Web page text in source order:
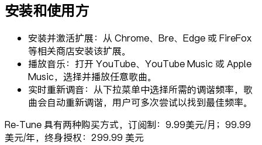
安装和使用方
安装并激活扩展：从 Chrome、Bre、Edge 或 FireFox
等相关商店安装该扩展。
播放音乐：打开 YouTube、YouTube Music 或 Apple
Music，选择并播放任意歌曲。
实时重新调音：从下拉菜单中选择所需的调谐频率，歌
曲会自动重新调谐，用户可多次尝试以找到最佳频率。
Re-Tune 具有两种购买方式，订阅制：9.99美元/月；99.99
美元/年，终身授权：299.99 美元